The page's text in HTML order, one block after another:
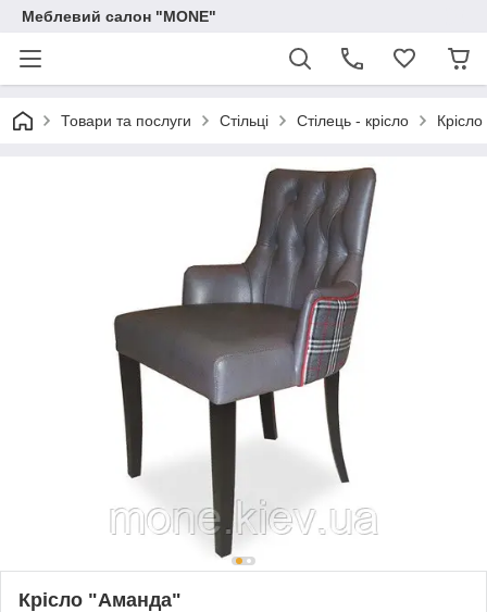
Меблевий салон "MONE"
Товари та послуги Стільці Стілець - крісло
Крісло "Аманда"